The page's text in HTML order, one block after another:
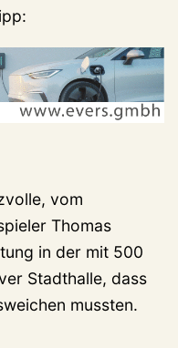
vom
Thomas
in der mit 500
Stadthalle, dass
mussten.